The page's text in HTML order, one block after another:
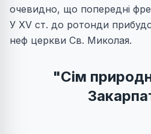
очевидно, що попередні
У ХV ст. до ротонди
неф церкви Св. Миколая.
"Сім